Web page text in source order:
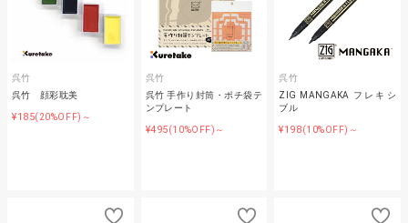
呉竹
呉竹 顔彩耽美
¥185(20%OFF)～
呉竹
呉竹 手作り封筒・ポチ袋テ
ンプレート
¥495(10%OFF)～
呉竹
ZIG MANGAKA フレキシ
ブル
¥198(10%OFF)～